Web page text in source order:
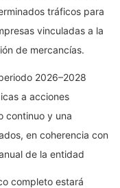
tráficos para
vinculadas a la
de mercancías.
2026–2028
a acciones
continuo y una
en coherencia con
de la entidad
completo estará